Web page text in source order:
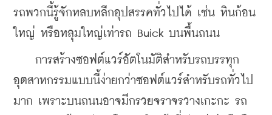
รถพวกนี้รู้จักหลบหลีกอุปสรรคทั่วไปได้ เช่น หินก้อน
ใหญ่ หรือหลุมใหญ่เท่ารถ Buick บนพื้นถนน
การสร้างซอฟต์แวร์อัตโนมัติสำหรับรถบรรทุก
อุตสาหกรรมแบบนี้ง่ายกว่าซอฟต์แวร์สำหรับรถทั่วไป
มาก เพราะบนถนนอาจมีกรวยจราจรวางเกะกะ รถ